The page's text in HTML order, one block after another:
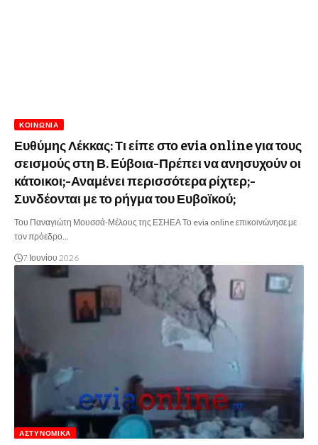
ΚΟΙΝΩΝΊΑ
Ευθύμης Λέκκας: Τι είπε στο evia online για τους
σεισμούς στη Β. Εύβοια-Πρέπει να ανησυχούν οι
κάτοικοι;-Αναμένει περισσότερα ρίχτερ;-
Συνδέονται με το ρήγμα του Ευβοϊκού;
Του Παναγιώτη Μουσσά-Μέλους της ΕΣΗΕΑ Το evia online επικοινώνησε με
τον πρόεδρο…
7 Ιουνίου 2026
ΑΣΤΥΝΟΜΙΚΆ